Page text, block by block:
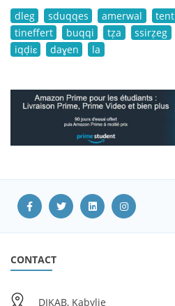
dleg sduqqes amerwal tent
tineffert
buqqi tẓa ssirẓeg
iqḍiɛ
daɣen la
CONTACT
DIKAB, Kabylie